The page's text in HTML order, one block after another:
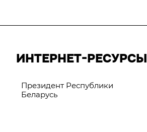
ИНТЕРНЕТ-РЕСУРСЫ
Президент Республики
Беларусь